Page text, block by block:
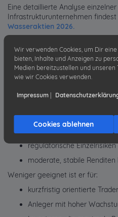
Eine detaillierte Analyse
Infrastrukturunternehmen
Wasseraktien 2026.
einzelne Qualitätsaktien als
Ein Global Water ETF ist sinnvoll
langfristig denken
einen defensiven
regulatorische
moderate, stabile Renditen
Weniger geeignet ist er für:
kurzfristig orientierte Trader
Anleger mit hoher
Wir verwenden Cookies, um Dir
bieten, Inhalte und Anzeigen zu
Medien bereitzustellen und unseren
wie wir Cookies verwenden.
Impressum
Cookies ablehnen